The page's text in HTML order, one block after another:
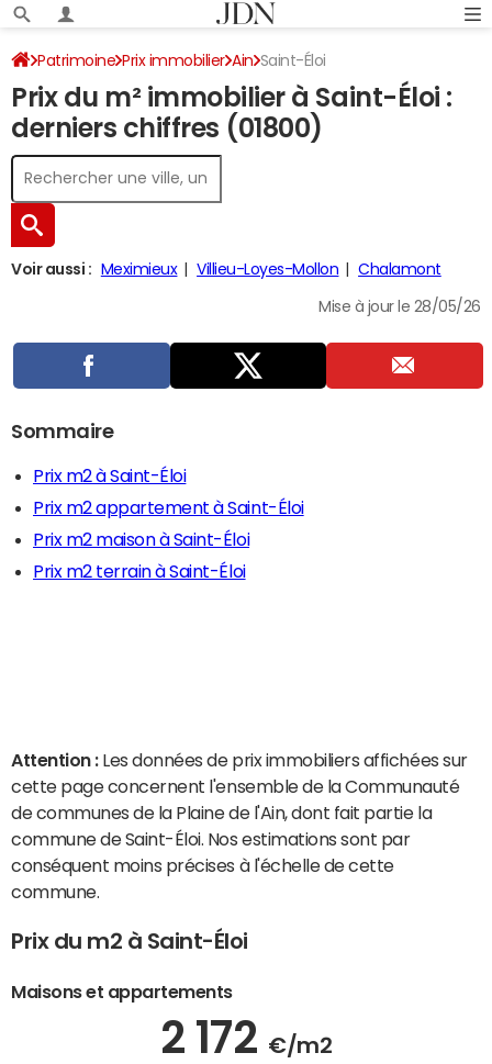
Patrimoine Prix immobilier Ain Saint-Éloi
Prix du m² immobilier à Saint-Éloi :
derniers chiffres (01800)
Voir aussi : Meximieux Villieu-Loyes-Mollon Chalamont
Mise à jour le 28/05/26
Sommaire
Prix m2 à Saint-Éloi
Prix m2 appartement à Saint-Éloi
Prix m2 maison à Saint-Éloi
Prix m2 terrain à Saint-Éloi
Attention : Les données de prix immobiliers affichées sur
cette page concernent l'ensemble de la Communauté
de communes de la Plaine de l'Ain, dont fait partie la
commune de Saint-Éloi. Nos estimations sont par
conséquent moins précises à l'échelle de cette
commune.
Prix du m2 à Saint-Éloi
Maisons et appartements
2 172 €/m2